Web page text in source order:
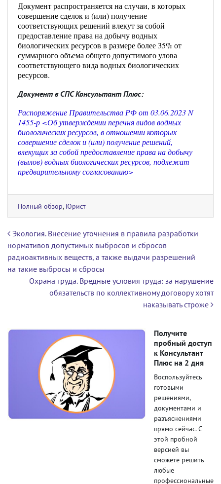
Документ распространяется на случаи, в которых
совершение сделок и (или) получение
соответствующих решений влекут за собой
предоставление права на добычу водных
биологических ресурсов в размере более 35% от
суммарного объема общего допустимого улова
соответствующего вида водных биологических
ресурсов.
Документ в СПС Консультант Плюс:
Распоряжение Правительства РФ от 03.06.2023 N
1455-р <Об утверждении перечня видов водных
биологических ресурсов, в отношении которых
совершение сделок и (или) получение решений,
влекущих за собой предоставление права на добычу
(вылов) водных биологических ресурсов, подлежат
предварительному согласованию>
Полный обзор, Юрист
Навигация по записям
Экология. Внесение уточнения в правила разработки
нормативов допустимых выбросов и сбросов
радиоактивных веществ, а также выдачи разрешений
на такие выбросы и сбросы
Охрана труда. Вредные условия труда: за нарушение
обязательств по коллективному договору хотят
наказывать строже
Получите
пробный доступ
к Консультант
Плюс на 2 дня
Воспользуйтесь
готовыми
решениями,
документами и
разъяснениями
прямо сейчас. С
этой пробной
версией вы
сможете решить
любые
профессиональные